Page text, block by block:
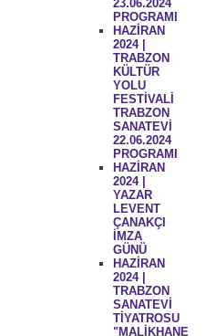
23.06.2024
PROGRAMI
HAZİRAN
2024 |
TRABZON
KÜLTÜR
YOLU
FESTİVALİ
TRABZON
SANATEVİ
22.06.2024
PROGRAMI
HAZİRAN
2024 |
YAZAR
LEVENT
ÇANAKÇI
İMZA
GÜNÜ
HAZİRAN
2024 |
TRABZON
SANATEVİ
TİYATROSU
"MALİKHANE